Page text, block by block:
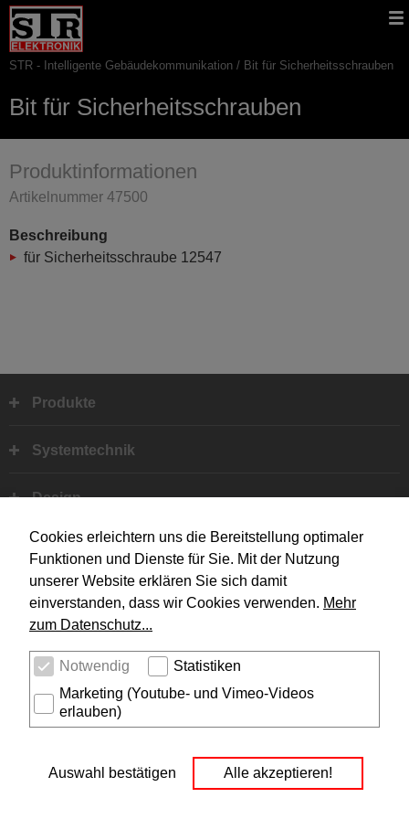
Cookies erleichtern uns die Bereitstellung optimaler
Funktionen und Dienste für Sie. Mit der Nutzung
unserer Website erklären Sie sich damit
einverstanden, dass wir Cookies verwenden. Mehr
zum Datenschutz...
Notwendig
Statistiken
Marketing (Youtube- und Vimeo-Videos
erlauben)
Auswahl bestätigen Alle akzeptieren!
Gehe
direkt
zu:
STR
Website
Hauptnavigation
STR - Intelligente Gebäudekommunikation Bit für Sicherheitsschrauben
Bit für Sicherheitsschrauben
Produktinformationen
Artikelnummer 47500
Beschreibung
für Sicherheitsschraube 12547
Produkte
Systemtechnik
Design
Unternehmen